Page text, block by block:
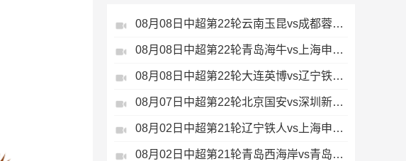
08月08日中超第22轮云南玉昆vs成都蓉城全场录像
08月08日中超第22轮青岛海牛vs上海申花全场录像
08月08日中超第22轮大连英博vs辽宁铁人全场录像
08月07日中超第22轮北京国安vs深圳新鹏城全场录像
08月02日中超第21轮辽宁铁人vs上海申花全场录像
08月02日中超第21轮青岛西海岸vs青岛海牛全场录像